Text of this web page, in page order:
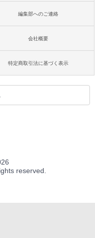
編集部へのご連絡
会社概要
特定商取引法に基づく表示
reserved.